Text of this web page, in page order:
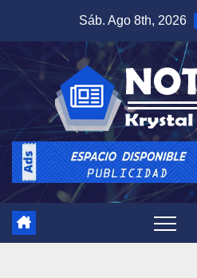
contenido
Sáb. Ago 8th, 2026